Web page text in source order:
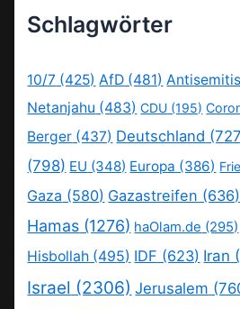
Schlagwörter
10/7 (425) AfD (481)
Netanjahu (483) CDU (195)
Berger (437) Deutschland
(798) EU (348) Europa (386)
Gaza (580) Gazastreifen (636)
Hamas (1276) haOlam.de (295)
Hisbollah (495) IDF (623) Iran
Israel (2306) Jerusalem